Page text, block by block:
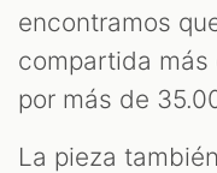
encontramos
compartida más
por más de
La pieza